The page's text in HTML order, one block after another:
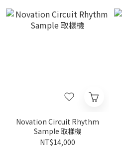
Novation Circuit Rhythm
Sample 取樣機
NT$14,000